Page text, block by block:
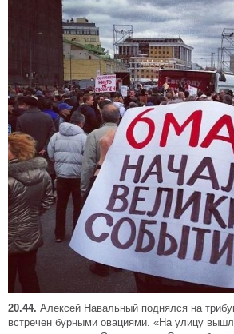
20.44. Алексей Навальный поднялся на
встречен бурными овациями. «На улицу